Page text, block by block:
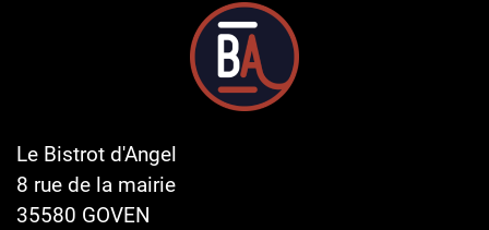
Le Bistrot d'Angel
8 rue de la mairie
35580 GOVEN